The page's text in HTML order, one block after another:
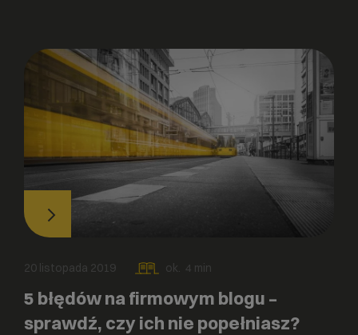
20 listopada 2019 ok. 4 min
5 błędów na firmowym blogu –
sprawdź, czy ich nie popełniasz?